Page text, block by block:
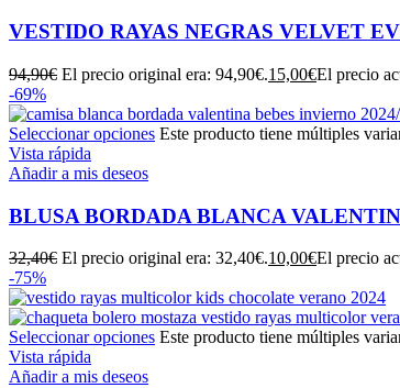
VESTIDO RAYAS NEGRAS VELVET
94,90€ El precio original era: 94,90€.15,00€El precio
-69%
Seleccionar opciones Este producto tiene múltiples
Vista rápida
Añadir a mis deseos
BLUSA BORDADA BLANCA
32,40€ El precio original era: 32,40€.10,00€El precio
-75%
Seleccionar opciones Este producto tiene múltiples
Vista rápida
Añadir a mis deseos